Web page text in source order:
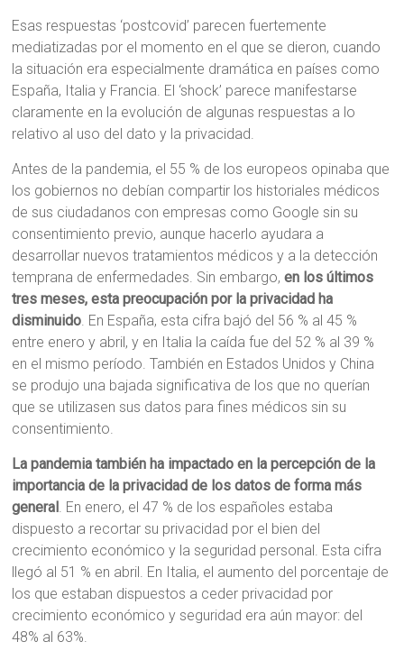
Esas respuestas ‘postcovid’ parecen fuertemente
mediatizadas por el momento en el que se dieron, cuando
la situación era especialmente dramática en países como
España, Italia y Francia. El ‘shock’ parece manifestarse
claramente en la evolución de algunas respuestas a lo
relativo al uso del dato y la privacidad.
Antes de la pandemia, el 55 % de los europeos opinaba que
los gobiernos no debían compartir los historiales médicos
de sus ciudadanos con empresas como Google sin su
consentimiento previo, aunque hacerlo ayudara a
desarrollar nuevos tratamientos médicos y a la detección
temprana de enfermedades. Sin embargo,en los últimos
tres meses, esta preocupación por la privacidad ha
disminuido. En España, esta cifra bajó del 56 % al 45 %
entre enero y abril, y en Italia la caída fue del 52 % al 39 %
en el mismo período. También en Estados Unidos y China
se produjo una bajada significativa de los que no querían
que se utilizasen sus datos para fines médicos sin su
consentimiento.
La pandemia también ha impactado en la percepción de la
importancia de la privacidad de los datos de forma más
general. En enero, el 47 % de los españoles estaba
dispuesto a recortar su privacidad por el bien del
crecimiento económico y la seguridad personal. Esta cifra
llegó al 51 % en abril. En Italia, el aumento del porcentaje de
los que estaban dispuestos a ceder privacidad por
crecimiento económico y seguridad era aún mayor: del
48% al 63%.